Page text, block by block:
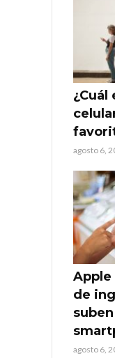
¿Cuál
agosto 6,
Apple
de
agosto 6,